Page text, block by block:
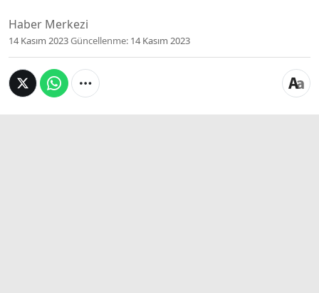
Haber Merkezi
14 Kasım 2023Güncellenme: 14 Kasım 2023